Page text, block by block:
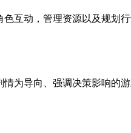
互动，管理资源以及规划
为导向、强调决策影响的